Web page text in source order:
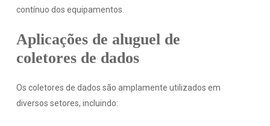
contínuo dos equipamentos.
Aplicações de aluguel de
coletores de dados
Os coletores de dados são amplamente utilizados em
diversos setores, incluindo: